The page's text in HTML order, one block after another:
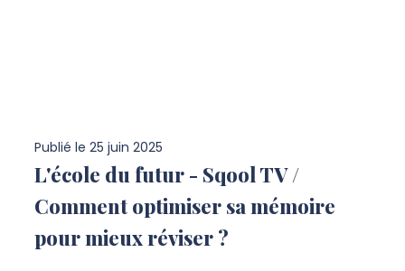
Publié le 25 juin 2025
L'école du futur - Sqool TV /
Comment optimiser sa mémoire
pour mieux réviser ?